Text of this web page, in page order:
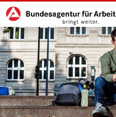
zu den Hauptinhalten springen
Hauptnavigation